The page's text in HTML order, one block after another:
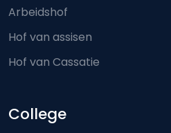
Arbeidshof
Hof van assisen
Hof van Cassatie
College